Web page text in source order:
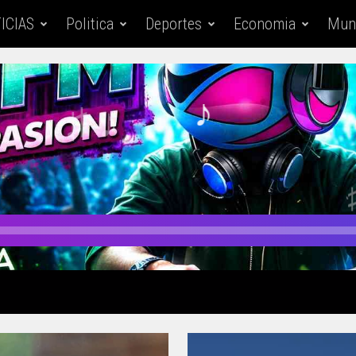
Politica Deportes Economia